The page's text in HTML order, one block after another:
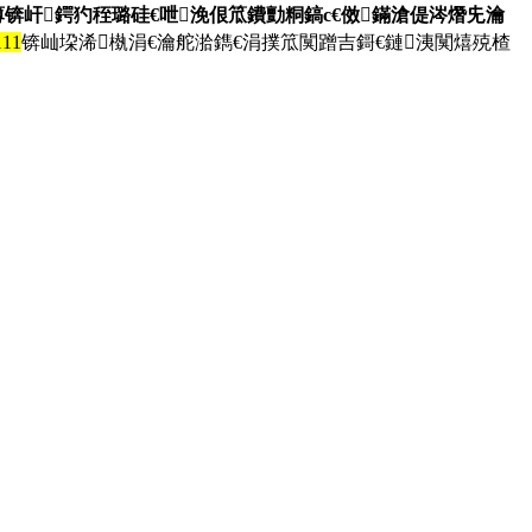
屽鍔犳秷璐硅€呭浼佷笟鐨勯粡鎬с€傚鏋滄偍涔熸兂瀹
锛屾垜浠槸涓€瀹舵湁鐫€涓撲笟闃蹭吉鎶€鏈洟闃熺殑楂